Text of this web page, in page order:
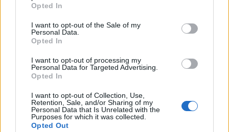
use your data for below specified purposes in below Google
consent section.
Opted In
I want to opt-out of the Sale of my
Personal Data.
Opted In
I want to opt-out of processing my
Personal Data for Targeted Advertising.
Opted In
I want to opt-out of Collection, Use,
Retention, Sale, and/or Sharing of my
Personal Data that Is Unrelated with the
Purposes for which it was collected.
Opted Out
Το Nintendo eShop θα περιλαμβάνει πληθώρα τίτλων,
από τα παλιά κλασικά παιχνίδια των GameBoy και
Game Gear, μέχρι τα3DS Waregames, αλλά μέχρι
στιγμής δεν έχει γίνει καμία αναφορά στις τιμές τους.